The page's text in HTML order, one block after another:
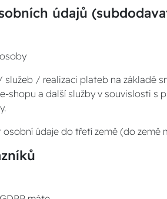
údajů
služeb / realizaci plateb na základě
shopu a další služby v souvislosti s
údaje do třetí země (do země